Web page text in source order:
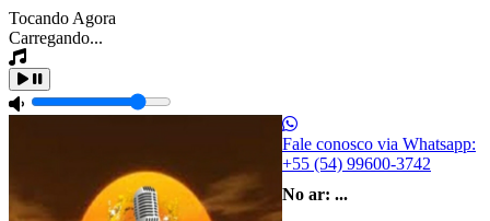
Tocando Agora
Carregando...
Fale conosco via Whatsapp:
+55 (54) 99600-3742
No ar: ...